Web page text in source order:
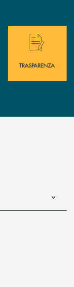
immediata?
Hai bisogno di
TRASPARENZA